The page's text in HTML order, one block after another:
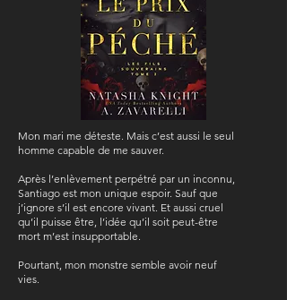
Mon mari me déteste. Mais c’est aussi le seul
homme capable de me sauver.
Après l’enlèvement perpétré par un inconnu,
Santiago est mon unique espoir. Sauf que
j’ignore s’il est encore vivant. Et aussi cruel
qu’il puisse être, l’idée qu’il soit peut-être
mort m’est insupportable.
Pourtant, mon monstre semble avoir neuf
vies.